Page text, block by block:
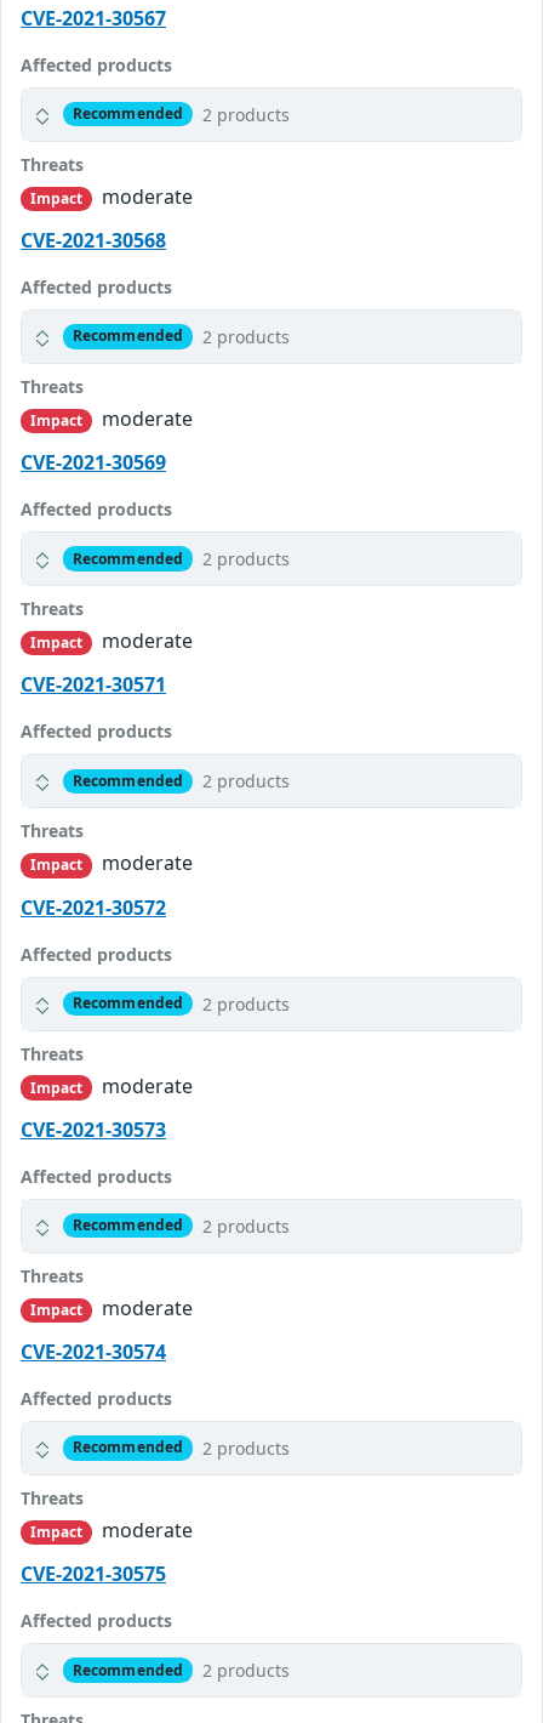
CVE-2021-30567
Affected products
Recommended 2 products
Threats
Impact
moderate
CVE-2021-30568
Affected products
Recommended 2 products
Threats
Impact
moderate
CVE-2021-30569
Affected products
Recommended 2 products
Threats
Impact
moderate
CVE-2021-30571
Affected products
Recommended 2 products
Threats
Impact
moderate
CVE-2021-30572
Affected products
Recommended 2 products
Threats
Impact
moderate
CVE-2021-30573
Affected products
Recommended 2 products
Threats
Impact
moderate
CVE-2021-30574
Affected products
Recommended 2 products
Threats
Impact
moderate
CVE-2021-30575
Affected products
Recommended 2 products